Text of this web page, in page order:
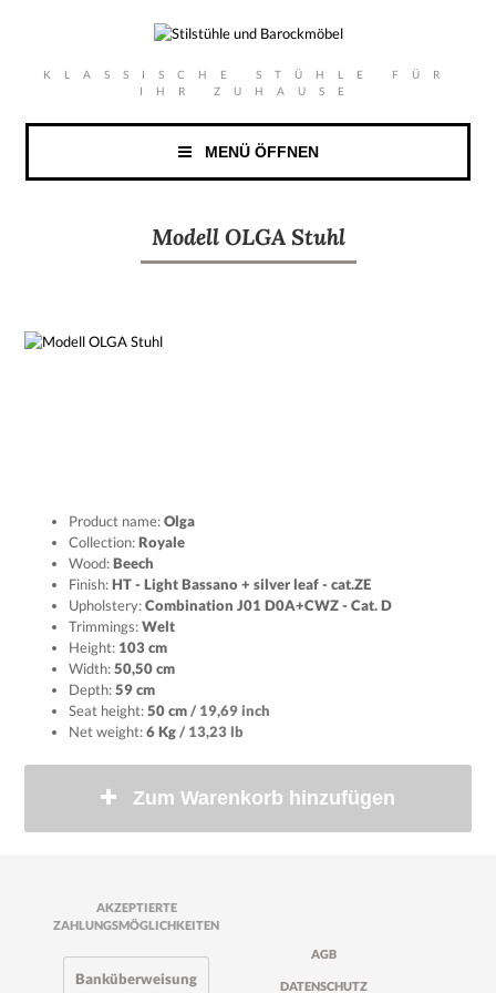
KLASSISCHE STÜHLE FÜR
IHR ZUHAUSE
MENÜ ÖFFNEN
Modell OLGA Stuhl
Product name:Olga
Collection:Royale
Wood:Beech
Finish:HT - Light Bassano + silver leaf - cat.ZE
Upholstery:Combination J01 D0A+CWZ - Cat. D
Trimmings:Welt
Height: 103 cm
Width:50,50 cm
Depth:59 cm
Seat height:50 cm/ 19,69 inch
Net weight:6 Kg/ 13,23 lb
Zum Warenkorb hinzufügen
AKZEPTIERTE
ZAHLUNGSMÖGLICHKEITEN
Banküberweisung
AGB
DATENSCHUTZ